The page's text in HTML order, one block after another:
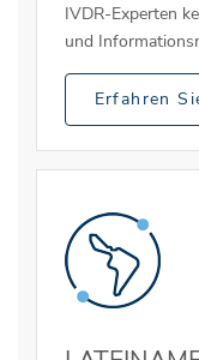
IVDR-Experten
und
Erfahren